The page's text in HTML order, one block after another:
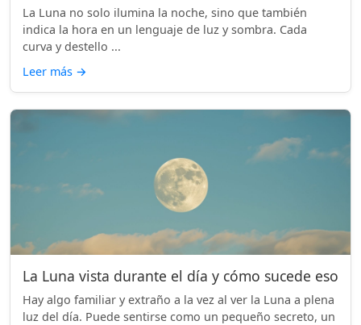
La Luna no solo ilumina la noche, sino que también
indica la hora en un lenguaje de luz y sombra. Cada
curva y destello ...
Leer más →
La Luna vista durante el día y cómo sucede eso
Hay algo familiar y extraño a la vez al ver la Luna a plena
luz del día. Puede sentirse como un pequeño secreto, un